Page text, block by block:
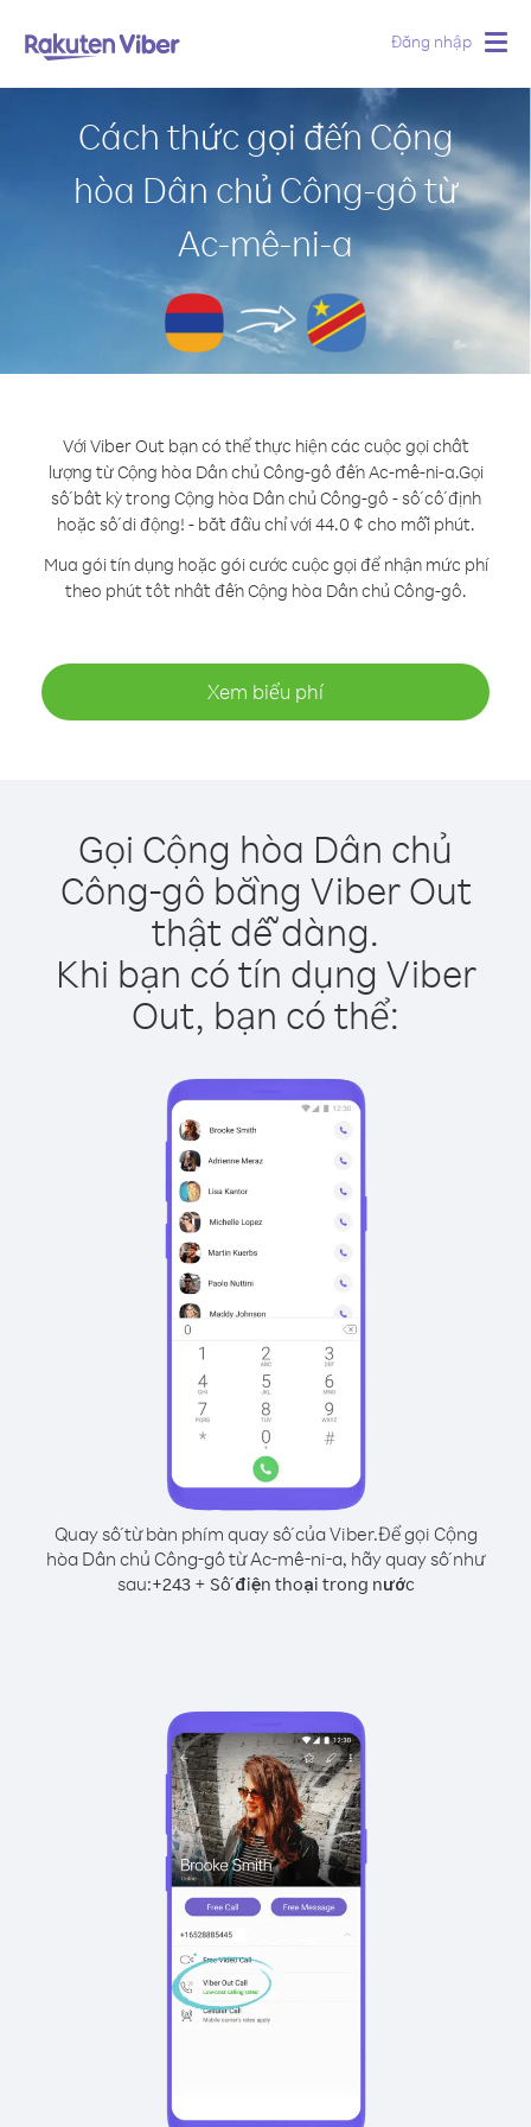
Đăng nhập
Cách thức gọi đến Cộng
hòa Dân chủ Công-gô từ
Ac-mê-ni-a
Với Viber Out bạn có thể thực hiện các cuộc gọi chất
lượng từ Cộng hòa Dân chủ Công-gô đến Ac-mê-ni-a.Gọi
số bất kỳ trong Cộng hòa Dân chủ Công-gô - số cố định
hoặc số di động! - bắt đầu chỉ với 44.0 ¢ cho mỗi phút.
Mua gói tín dụng hoặc gói cước cuộc gọi để nhận mức phí
theo phút tốt nhất đến Cộng hòa Dân chủ Công-gô.
Xem biểu phí
Gọi Cộng hòa Dân chủ
Công-gô bằng Viber Out
thật dễ dàng.
Khi bạn có tín dụng Viber
Out, bạn có thể:
Quay số từ bàn phím quay số của Viber.Để gọi Cộng
hòa Dân chủ Công-gô từ Ac-mê-ni-a, hãy quay số như
sau:+243+ Số điện thoại trong nước